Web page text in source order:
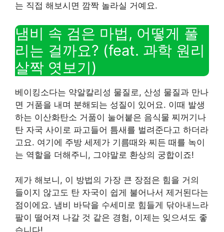
는 직접 해보시면 깜짝 놀라실 거예요.
냄비 속 검은 마법, 어떻게 풀
리는 걸까요? (feat. 과학 원리
살짝 엿보기)
베이킹소다는 약알칼리성 물질로, 산성 물질과 만나
면 거품을 내며 분해되는 성질이 있어요. 이때 발생
하는 이산화탄소 거품이 눌어붙은 음식물 찌꺼기나
탄 자국 사이로 파고들어 틈새를 벌려준다고 하더라
고요. 여기에 주방 세제가 기름때와 찌든 때를 녹이
는 역할을 더해주니, 그야말로 환상의 궁합이죠!
제가 해보니, 이 방법의 가장 큰 장점은 힘을 거의
들이지 않고도 탄 자국이 쉽게 불어나서 제거된다는
점이에요. 냄비 바닥을 수세미로 힘들게 닦아내느라
팔이 떨어져 나갈 것 같은 경험, 이제는 잊으셔도 좋
습니다!